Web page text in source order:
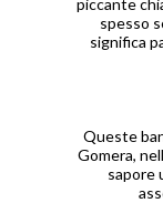
piccante
spesso
significa
Queste
Gomera,
sapore